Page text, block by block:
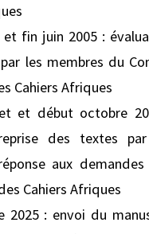
fin juin 2005 :
les membres du
Cahiers Afriques
et début octobre
des textes
aux demandes
Cahiers Afriques
2025 : envoi du